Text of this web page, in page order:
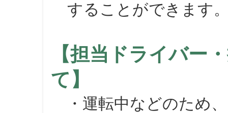
することができます
【担当ドライバー
て】
・運転中などのため